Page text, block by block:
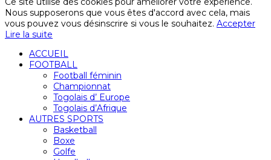
Nous supposerons que vous êtes d'accord avec cela, mais
vous pouvez vous désinscrire si vous le souhaitez. Accepter
Lire la suite
ACCUEIL
FOOTBALL
Football féminin
Championnat
Togolais d’ Europe
Togolais d’Afrique
AUTRES SPORTS
Basketball
Boxe
Golfe